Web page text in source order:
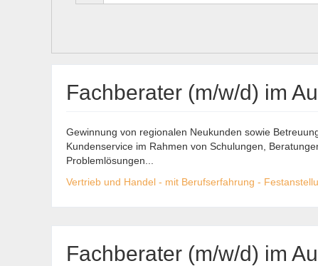
Fachberater (m/w/d) im
Gewinnung von regionalen Neukunden sowie
Kundenservice im Rahmen von Schulungen,
Problemlösungen...
Vertrieb und Handel - mit Berufserfahrung -
Fachberater (m/w/d) im